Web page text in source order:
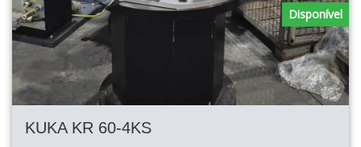
KUKA KR 60-4KS
Disponível